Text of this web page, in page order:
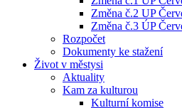
Změna č.2 UP
Změna č.3 ÚP
Rozpočet
Dokumenty ke stažení
Život v městysi
Aktuality
Kam za kulturou
Kulturní komise